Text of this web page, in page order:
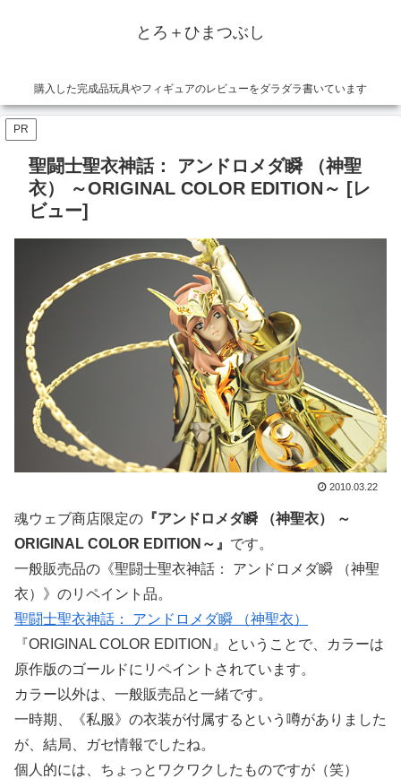
とろ＋ひまつぶし
購入した完成品玩具やフィギュアのレビューをダラダラ書いています
PR
聖闘士聖衣神話： アンドロメダ瞬 （神聖
衣） ～ORIGINAL COLOR EDITION～ [レ
ビュー]
2010.03.22
魂ウェブ商店限定の 『アンドロメダ瞬 （神聖衣） ～
ORIGINAL COLOR EDITION～』 です。
一般販売品の《聖闘士聖衣神話： アンドロメダ瞬 （神聖
衣）》のリペイント品。
聖闘士聖衣神話： アンドロメダ瞬 （神聖衣）
『ORIGINAL COLOR EDITION』ということで、カラーは
原作版のゴールドにリペイントされています。
カラー以外は、一般販売品と一緒です。
一時期、《私服》の衣装が付属するという噂がありました
が、結局、ガセ情報でしたね。
個人的には、ちょっとワクワクしたものですが（笑）